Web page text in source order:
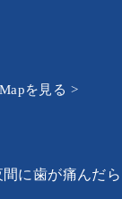
を見る >
に歯が痛んだら